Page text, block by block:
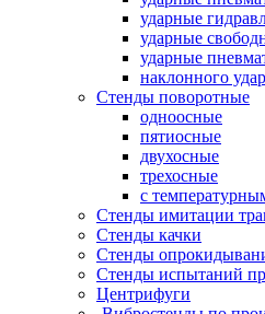
ударные
ударные
ударные
наклонного
Стенды поворотные
одноосные
пятиосные
двухосные
трехосные
с
Стенды имитации
Стенды качки
Стенды
Стенды испытаний
Центрифуги